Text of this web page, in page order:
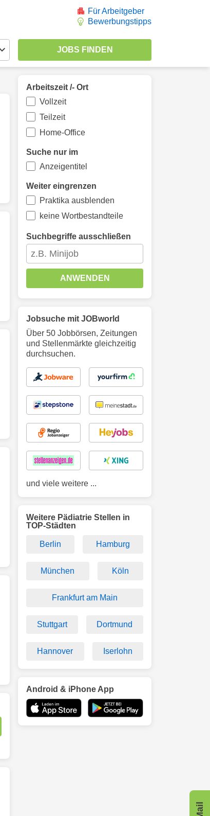
Für Arbeitgeber
Bewerbungstipps
Arbeitszeit /- Ort
Vollzeit
Teilzeit
Home-Office
Suche nur im
Anzeigentitel
Weiter eingrenzen
Praktika ausblenden
keine Wortbestandteile
Suchbegriffe ausschließen
ANWENDEN
Jobsuche mit JOBworld
Über 50 Jobbörsen, Zeitungen
und Stellenmärkte gleichzeitig
durchsuchen.
und viele weitere ...
Weitere Pädiatrie Stellen in
TOP-Städten
Berlin Hamburg
München Köln
Frankfurt am Main
Stuttgart Dortmund
Hannover Iserlohn
Android & iPhone App